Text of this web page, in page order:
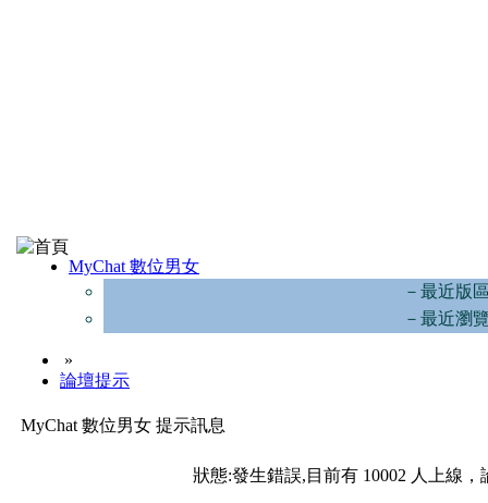
MyChat 數位男女
－最近版
－最近瀏
»
論壇提示
MyChat 數位男女 提示訊息
狀態:發生錯誤,目前有 10002 人上線